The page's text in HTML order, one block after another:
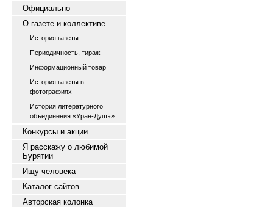
Официально
О газете и коллективе
История газеты
Периодичность, тираж
Информационный товар
История газеты в
фотографиях
История литературного
объединения «Уран-Душэ»
Конкурсы и акции
Я расскажу о любимой
Бурятии
Ищу человека
Каталог сайтов
Авторская колонка